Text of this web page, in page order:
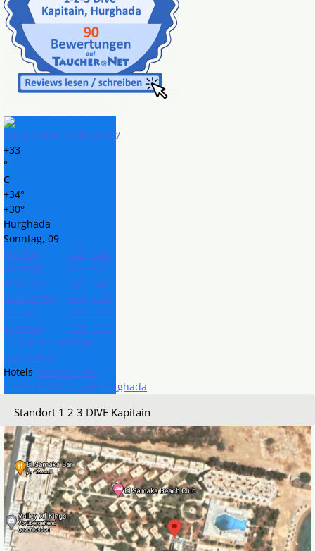
+33
°
C
+34°
+30°
Hurghada
Sonntag, 09
Montag
+35° +28°
Dienstag
+36° +27°
Mittwoch
+37° +28°
Donnerstag
+38° +29°
Freitag
+37° +31°
Samstag
+38° +31°
7-Tage-Vorhersage
nachsehen
Hotels https://hotel-
mix.de/hotels/egypt/hurghada
Standort 1 2 3 DIVE Kapitain